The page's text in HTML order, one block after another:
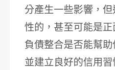
分產生一些影響，
性的，甚至可能是正
負債整合是否能幫助
並建立良好的信用習